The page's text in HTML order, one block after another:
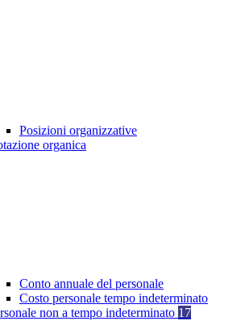
Posizioni organizzative
organica
Conto annuale del personale
Costo personale tempo indeterminato
non a tempo indeterminato 17